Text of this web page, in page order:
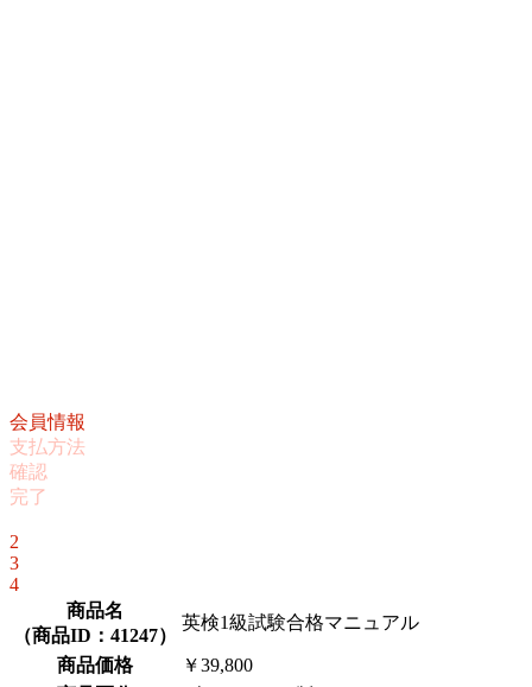
会員情報
支払方法
確認
完了
2
3
4
商品名
（商品ID：41247）
英検1級試験合格マニュアル
商品価格
￥39,800